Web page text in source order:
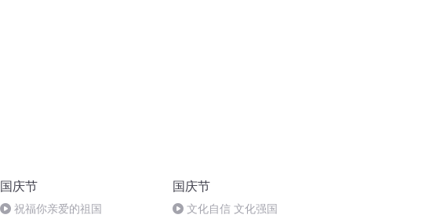
国庆节
祝福你亲爱的祖国
国庆节
文化自信 文化强国